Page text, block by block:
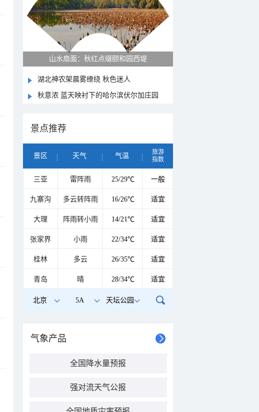
山水扇面：秋红点缀颐和园西堤
湖北神农架晨雾缭绕 秋色迷人
秋意浓 蓝天映衬下的哈尔滨伏尔加庄园
景点推荐
景区 天气 气温
旅游
指数
三亚 雷阵雨 25/29℃ 一般
九寨沟 多云转阵雨 16/26℃ 适宜
大理 阵雨转小雨 14/21℃ 适宜
张家界 小雨 22/34℃ 适宜
桂林 多云 26/35℃ 适宜
青岛 晴 28/34℃ 适宜
北京 5A 天坛公园
气象产品
全国降水量预报
强对流天气公报